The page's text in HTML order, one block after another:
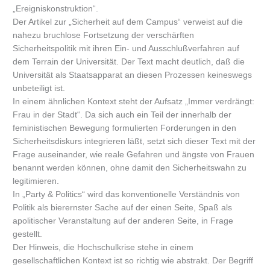
„Ereigniskonstruktion“.
Der Artikel zur „Sicherheit auf dem Campus“ verweist auf die
nahezu bruchlose Fortsetzung der verschärften
Sicherheitspolitik mit ihren Ein- und Ausschlußverfahren auf
dem Terrain der Universität. Der Text macht deutlich, daß die
Universität als Staatsapparat an diesen Prozessen keineswegs
unbeteiligt ist.
In einem ähnlichen Kontext steht der Aufsatz „Immer verdrängt:
Frau in der Stadt“. Da sich auch ein Teil der innerhalb der
feministischen Bewegung formulierten Forderungen in den
Sicherheitsdiskurs integrieren läßt, setzt sich dieser Text mit der
Frage auseinander, wie reale Gefahren und ängste von Frauen
benannt werden können, ohne damit den Sicherheitswahn zu
legitimieren.
In „Party & Politics“ wird das konventionelle Verständnis von
Politik als bierernster Sache auf der einen Seite, Spaß als
apolitischer Veranstaltung auf der anderen Seite, in Frage
gestellt.
Der Hinweis, die Hochschulkrise stehe in einem
gesellschaftlichen Kontext ist so richtig wie abstrakt. Der Begriff